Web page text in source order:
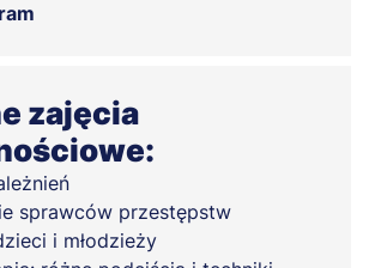
zajęcia
sprawców przestępstw
i młodzieży